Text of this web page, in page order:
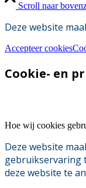
Scroll naar
Deze website
Accepteer cookies
Cookie- en
Hoe wij cookies
Deze website
gebruikservaring
deze website te